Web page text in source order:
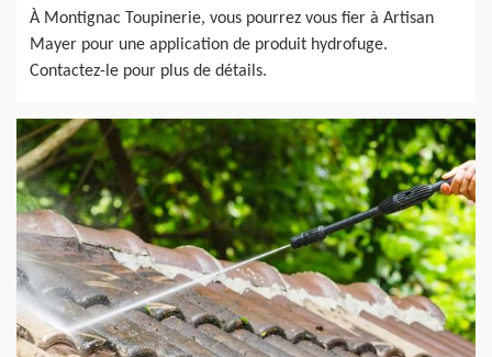
À Montignac Toupinerie, vous pourrez vous fier à Artisan
Mayer pour une application de produit hydrofuge.
Contactez-le pour plus de détails.